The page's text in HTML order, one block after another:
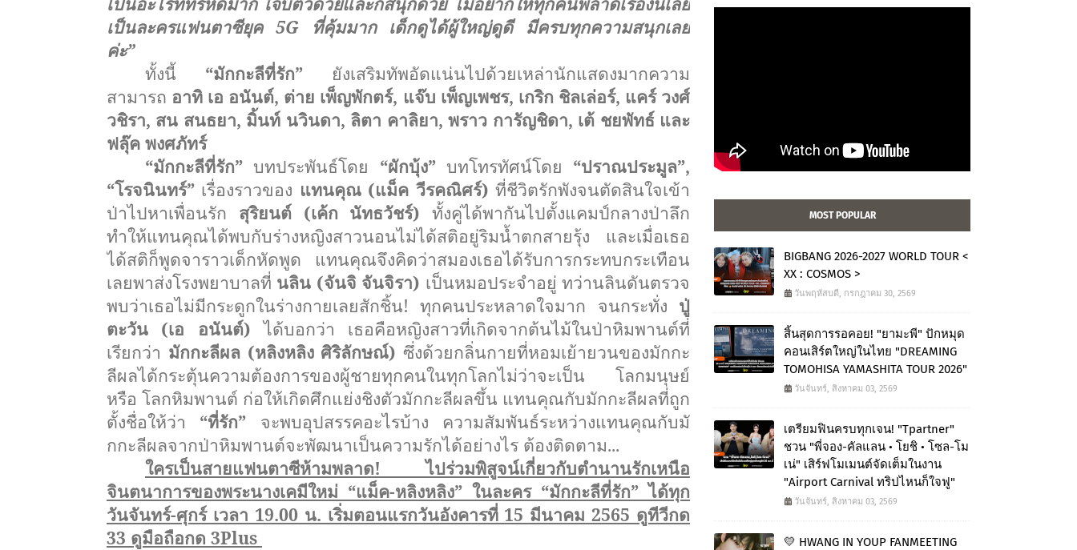
เป็นละครแฟนตาซียุค 5G
ที่คุ้มมาก เด็กดูได้ผู้ใหญ่ดูดี มีครบทุกความสนุกเลย
ค่ะ”
ทั้งนี้ “มักกะลีที่รัก” ยังเสริมทัพอัดแน่นไปด้วยเหล่านักแสดงมากความ
สามารถ อาทิ เอ อนันต์, ต่าย เพ็ญพักตร์, แจ๊บ เพ็ญเพชร, เกริก ชิลเล่อร์, แคร์ วงศ์
วชิรา, สน สนธยา, มิ้นท์ นวินดา, ลิตา คาลิยา, พราว การัญชิดา, เต้ ชยพัทธ์ และ
ฟลุ๊ค พงศภัทร์
“มักกะลีที่รัก” บทประพันธ์โดย “ผักบุ้ง” บทโทรทัศน์โดย “ปราณประมูล”,
“โรจนินทร์” เรื่องราวของ แทนคุณ (แม็ค วีรคณิศร์) ที่ชีวิตรักพังจนตัดสินใจเข้า
ป่าไปหาเพื่อนรัก สุริยนต์ (เค้ก นัทธวัชร์) ทั้งคู่ได้พากันไปตั้งแคมป์กลางป่าลึก
ทำให้แทนคุณได้พบกับร่างหญิงสาวนอนไม่ได้สติอยู่ริมน้ำตกสายรุ้ง และเมื่อเธอ
ได้สติก็พูดจาราวเด็กหัดพูด แทนคุณจึงคิดว่าสมองเธอได้รับการกระทบกระเทือน
เลยพาส่งโรงพยาบาลที่ นลิน (จันจิ จันจิรา) เป็นหมอประจำอยู่ ทว่านลินดันตรวจ
พบว่าเธอไม่มีกระดูกในร่างกายเลยสักชิ้น! ทุกคนประหลาดใจมาก จนกระทั่ง ปู่
ตะวัน (เอ อนันต์) ได้บอกว่า เธอคือหญิงสาวที่เกิดจากต้นไม้ในป่าหิมพานต์ที่
เรียกว่า มักกะลีผล (หลิงหลิง ศิริลักษณ์) ซึ่งด้วยกลิ่นกายที่หอมเย้ายวนของมักกะ
ลีผลได้กระตุ้นความต้องการของผู้ชายทุกคนในทุกโลกไม่ว่าจะเป็น โลกมนุษย์
หรือ โลกหิมพานต์ ก่อให้เกิดศึกแย่งชิงตัวมักกะลีผลขึ้น แทนคุณกับมักกะลีผลที่ถูก
ตั้งชื่อให้ว่า “ที่รัก” จะพบอุปสรรคอะไรบ้าง ความสัมพันธ์ระหว่างแทนคุณกับมั
กกะลีผลจากป่าหิมพานต์จะพัฒนาเป็นความรักได้อย่างไร ต้องติดตาม...
ใครเป็นสายแฟนตาซีห้ามพลาด!ไปร่วมพิสูจน์เกี่ยวกับตำนานรักเหนือ
จินตนาการของพระนางเคมีใหม่ “แม็ค-หลิงหลิง” ในละคร “มักกะลีที่รัก” ได้ทุก
วันจันทร์-ศุกร์ เวลา 19.00 น. เริ่มตอนแรกวันอังคารที่ 15 มีนาคม 2565 ดูทีวีกด
33 ดูมือถือกด 3Plus
MOST POPULAR
BIGBANG 2026-2027 WORLD TOUR <
XX : COSMOS >
วันพฤหัสบดี, กรกฎาคม 30, 2569
สิ้นสุดการรอคอย! "ยามะพี" ปักหมุด
คอนเสิร์ตใหญ่ในไทย "DREAMING
TOMOHISA YAMASHITA TOUR 2026"
วันจันทร์, สิงหาคม 03, 2569
เตรียมฟินครบทุกเจน! "Tpartner"
ชวน "พี่จอง-คัลแลน • โยชิ • โซล-โม
เน่" เสิร์ฟโมเมนต์จัดเต็มในงาน
"Airport Carnival ทริปไหนก็ใจฟู"
วันจันทร์, สิงหาคม 03, 2569
💛 HWANG IN YOUP FANMEETING